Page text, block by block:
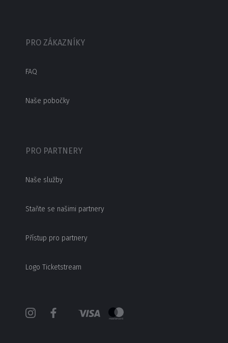
PRO ZÁKAZNÍKY
FAQ
Naše pobočky
PRO PARTNERY
Naše služby
Staňte se našimi partnery
Přístup pro partnery
Logo Ticketstream